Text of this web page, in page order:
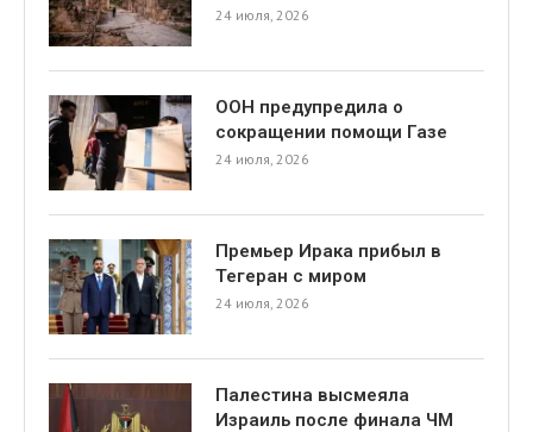
24 июля, 2026
ООН предупредила о
сокращении помощи Газе
24 июля, 2026
Премьер Ирака прибыл в
Тегеран с миром
24 июля, 2026
Палестина высмеяла
Израиль после финала ЧМ